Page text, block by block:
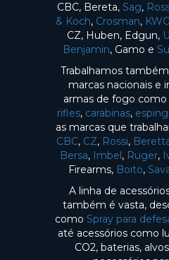
CBC, Bereta, Sag,
& Koch, Crosman, KWC
CZ, Huben, Edgun,
Benjamin, Gamo e
Trabalhamos
marcas nacionais e
armas de fogo como
rifles, carabinas,
as marcas que
CBC, CZ, Rossi,
Bersa, Imbel, Ruger,
Firearms, Boito,
A linha de
também é vasta,
como Spray para
até acessórios como
CO2, baterias,